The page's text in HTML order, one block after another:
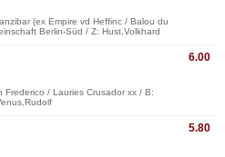
(ex Empire vd Heffinc / Balou du
Berlin-Süd / Z: Hust,Volkhard
6.00
/ Lauries Crusador xx / B:
5.80